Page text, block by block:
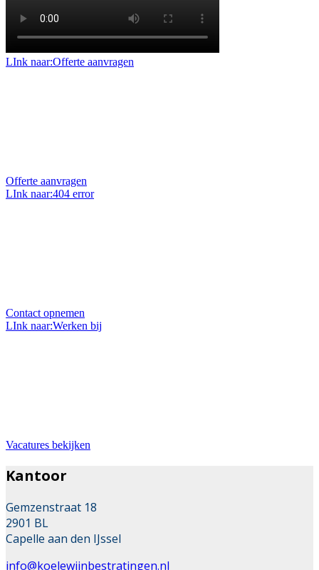
LInk naar:Offerte aanvragen
Offerte aanvragen
LInk naar:404 error
Contact opnemen
LInk naar:Werken bij
Vacatures bekijken
Kantoor
Gemzenstraat 18
2901 BL
Capelle aan den IJssel
info@koelewijnbestratingen.nl